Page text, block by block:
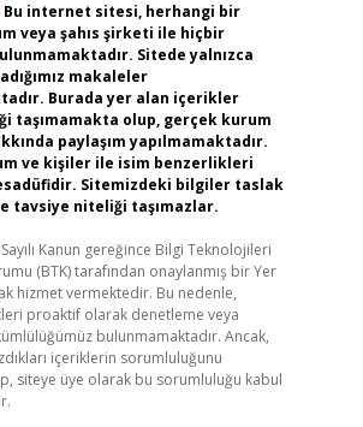
Bu internet sitesi, herhangi bir
veya şahıs şirketi ile hiçbir
Sitede yalnızca
makaleler
Burada yer alan içerikler
taşımamakta olup, gerçek kurum
paylaşım yapılmamaktadır.
ve kişiler ile isim benzerlikleri
Sitemizdeki bilgiler taslak
tavsiye niteliği taşımazlar.
Kanun gereğince Bilgi Teknolojileri
(BTK) tarafından onaylanmış bir Yer
hizmet vermektedir. Bu nedenle,
proaktif olarak denetleme veya
bulunmamaktadır. Ancak,
içeriklerin sorumluluğunu
siteye üye olarak bu sorumluluğu kabul